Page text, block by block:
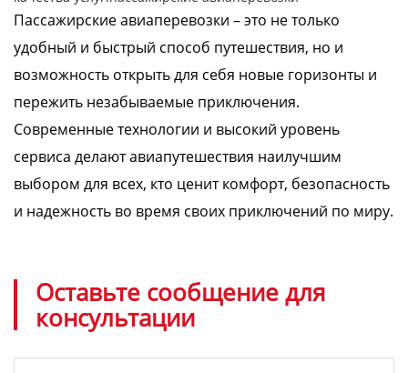
Пассажирские авиаперевозки – это не только
удобный и быстрый способ путешествия, но и
возможность открыть для себя новые горизонты и
пережить незабываемые приключения.
Современные технологии и высокий уровень
сервиса делают авиапутешествия наилучшим
выбором для всех, кто ценит комфорт, безопасность
и надежность во время своих приключений по миру.
Оставьте сообщение для
консультации